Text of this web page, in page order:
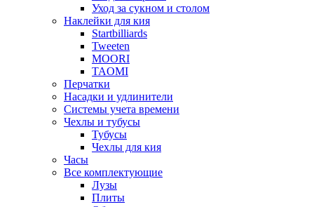
Уход за сукном и столом
Наклейки для кия
Startbilliards
Tweeten
MOORI
TAOMI
Перчатки
Насадки и удлинители
Системы учета времени
Чехлы и тубусы
Тубусы
Чехлы для кия
Часы
Все комплектующие
Лузы
Плиты